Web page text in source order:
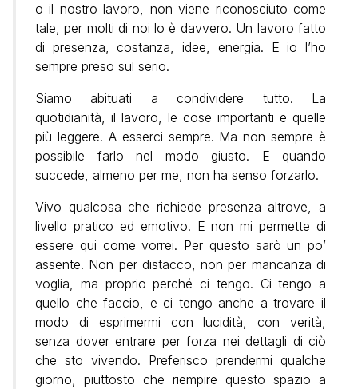
o il nostro lavoro, non viene riconosciuto come
tale, per molti di noi lo è davvero. Un lavoro fatto
di presenza, costanza, idee, energia. E io l’ho
sempre preso sul serio.
Siamo abituati a condividere tutto. La
quotidianità, il lavoro, le cose importanti e quelle
più leggere. A esserci sempre. Ma non sempre è
possibile farlo nel modo giusto. E quando
succede, almeno per me, non ha senso forzarlo.
Vivo qualcosa che richiede presenza altrove, a
livello pratico ed emotivo. E non mi permette di
essere qui come vorrei. Per questo sarò un po’
assente. Non per distacco, non per mancanza di
voglia, ma proprio perché ci tengo. Ci tengo a
quello che faccio, e ci tengo anche a trovare il
modo di esprimermi con lucidità, con verità,
senza dover entrare per forza nei dettagli di ciò
che sto vivendo. Preferisco prendermi qualche
giorno, piuttosto che riempire questo spazio a